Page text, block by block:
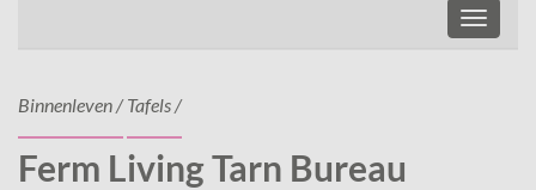
Binnenleven/ Tafels/
Ferm Living Tarn Bureau